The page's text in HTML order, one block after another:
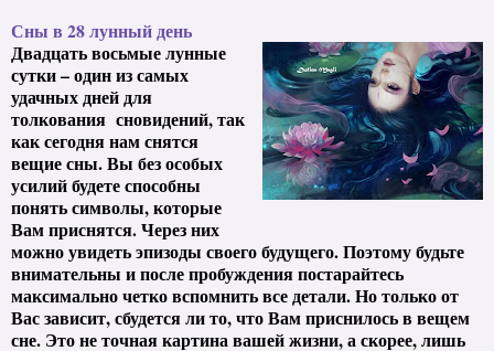
Сны в 28 лунный день
Двадцать восьмые лунные
сутки – один из самых
удачных дней для
толкования сновидений, так
как сегодня нам снятся
вещие сны. Вы без особых
усилий будете способны
понять символы, которые
Вам приснятся. Через них
можно увидеть эпизоды своего будущего. Поэтому будьте
внимательны и после пробуждения постарайтесь
максимально четко вспомнить все детали. Но только от
Вас зависит, сбудется ли то, что Вам приснилось в вещем
сне. Это не точная картина вашей жизни, а скорее, лишь